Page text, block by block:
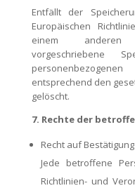
Entfällt der
Europäischen
einem anderen
vorgeschriebene
entsprechend den
gelöscht.
7. Rechte der
Recht auf Bestätigung
Jede betroffene
Richtlinien- und